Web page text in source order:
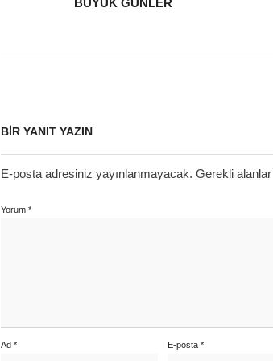
BÜYÜK GÜNLER
BIR YANIT YAZIN
E-posta adresiniz yayınlanmayacak. Gerekli alanlar
Yorum *
Ad * E-posta *